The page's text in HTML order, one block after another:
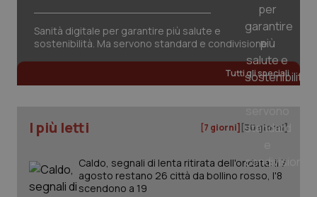
Sanità digitale per garantire più salute e
sostenibilità. Ma servono standard e condivisione
Tutti gli speciali
I più letti [7 giorni] [30 giorni]
Caldo, segnali di lenta ritirata dell'ondata: il 7
agosto restano 26 città da bollino rosso, l'8
scendono a 19
tracking-sites-ironfish-
www.quotidianosanita.it